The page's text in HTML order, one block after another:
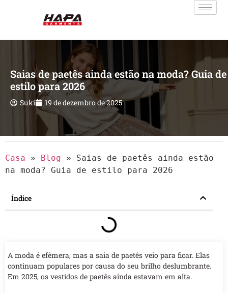
Saias de paetês ainda estão na moda? Guia de
estilo para 2026
Suki 19 de dezembro de 2025
Casa » Blog » Saias de paetês ainda estão
na moda? Guia de estilo para 2026
Índice
A moda é efêmera, mas a saia de paetês veio para ficar. Elas
continuam populares por causa do seu brilho deslumbrante.
Em 2025, os vestidos de paetês ainda estavam em alta.